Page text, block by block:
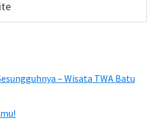
– Wisata TWA Batu